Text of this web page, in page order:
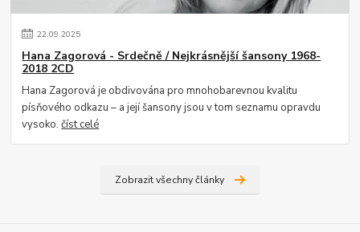
22.09.2025
Hana Zagorová - Srdečně / Nejkrásnější šansony 1968-
2018 2CD
Hana Zagorová je obdivována pro mnohobarevnou kvalitu
písňového odkazu – a její šansony jsou v tom seznamu opravdu
vysoko.číst celé
Zobrazit všechny články